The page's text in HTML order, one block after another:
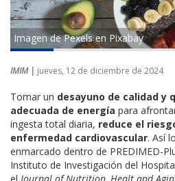
Imagen de Pexels en Pixabay
IMIM | jueves, 12 de diciembre de 2024
Tomar un desayuno de calidad y
adecuada de energía para
ingesta total diaria, reduce el
enfermedad cardiovascular. Así
enmarcado dentro de PREDIMED-
Instituto de Investigación del